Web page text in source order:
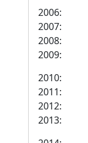
2006:
2007:
2008:
2009:
2010:
2011:
2012:
2013: